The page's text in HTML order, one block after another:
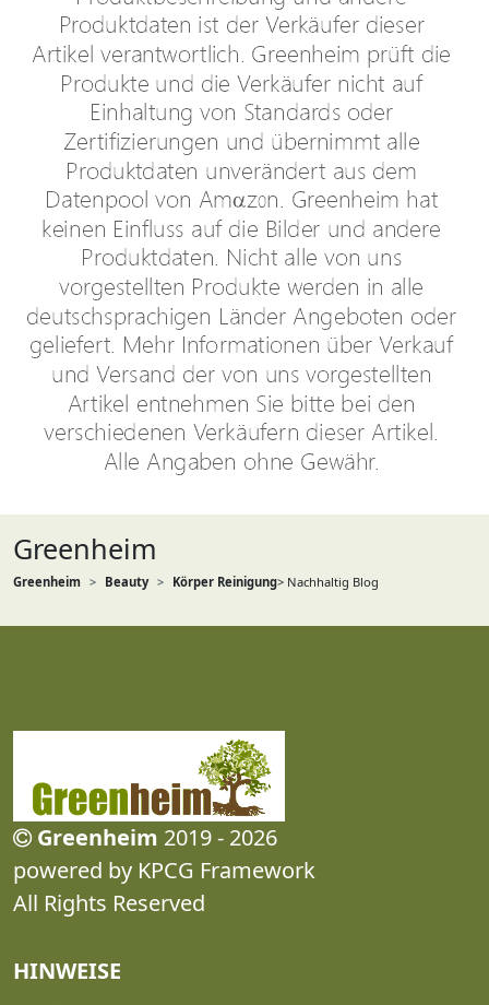
Greenheim
Greenheim Beauty Körper Reinigung> Nachhaltig Blog
Greenheim 2019 - 2026
powered by KPCG Framework
All Rights Reserved
HINWEISE